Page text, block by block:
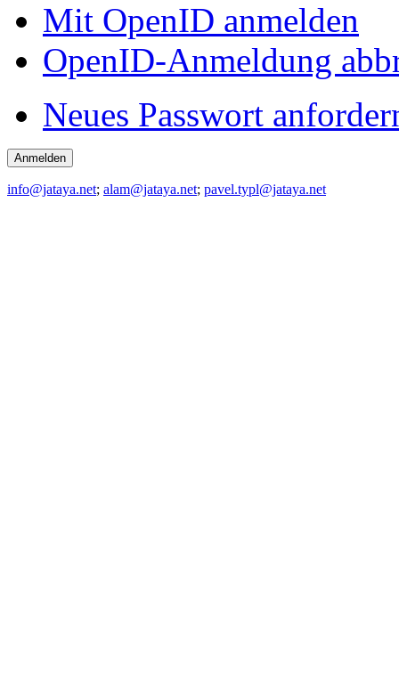
Mit OpenID anmelden
OpenID-Anmeldung
Neues Passwort
info@jataya.net; alam@jataya.net; pavel.typl@jataya.net